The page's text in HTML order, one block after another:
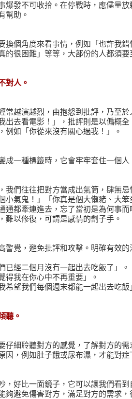
爆發不可收拾。在停戰時，應儘量
幫助。
換個角度來看事情，例如「也許我
的很困難」等等，大部份的人都須要
對人。
常越演越烈，由抱怨到批評，乃至
出去看電影！」，批評則是以偏概
例如「你從來沒有關心過我！」。
成一種標籤時，它會牢牢套住一個
我們往往把對方當成出氣筒，肆無
小氣鬼！」「你真是個大懶豬、大
通都牽連進去，忘了當初是為何事
難以修復，可謂是感情的劊子手。
警覺，避免批評和攻擊。明確有效的
已經二個月沒有一起出去吃飯了」。
得我在你心中不再重要」。
希望我們每個週末都能一起出去吃飯
聽。
仔細聆聽對方的感覺，了解對方的
因，例如肚子餓或尿布濕，才能對症
，好比一面鏡子，它可以讓我們看
夠避免傷害對方，滿足對方的需求